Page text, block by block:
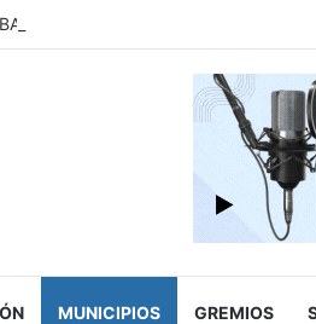
La Ciudad levantó cerca de 500
MUNICIPIOS GREMIOS